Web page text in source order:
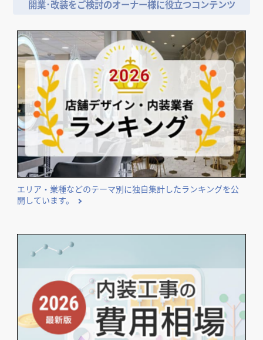
開業･改装をご検討のオーナー様に役立つコンテンツ
エリア・業種などのテーマ別に独自集計したランキングを公
開しています。